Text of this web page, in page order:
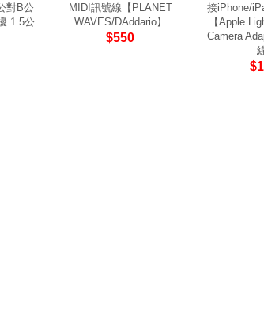
對B公
1.5公
MIDI訊號線【PLANET
WAVES/DAddario】
$550
接iPhone/
【Apple
Camera